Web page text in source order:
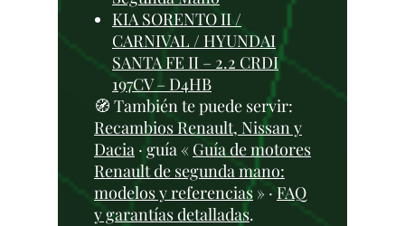
KIA SORENTO II /
CARNIVAL / HYUNDAI
SANTA FE II – 2.2 CRDI
197CV – D4HB
🧭 También te puede servir:
Recambios Renault, Nissan y
Dacia · guía « Guía de motores
Renault de segunda mano:
modelos y referencias» · FAQ
y garantías detalladas.